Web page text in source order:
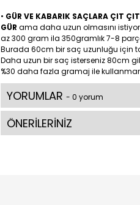
• GÜR VE KABARIK SAÇLARA ÇIT
GÜR ama daha uzun olmasını
az 300 gram ila 350gramlık 7-8
Burada 60cm bir saç uzunluğu için
Daha uzun bir saç isterseniz 80cm
%30 daha fazla gramaj ile
YORUMLAR - 0 yorum
ÖNERİLERİNİZ